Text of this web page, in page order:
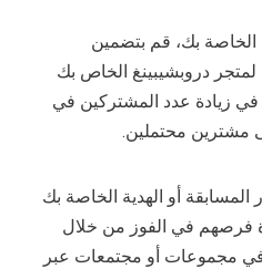
الخاصة بك، قم بتضمين
لمتجر دروبشيبينغ الخاص بك
زيادة عدد المشتركين في
مشترين محتملين.
أو الهدية الخاصة بك
فرصهم في الفوز من خلال
مجموعات أو مجتمعات عبر